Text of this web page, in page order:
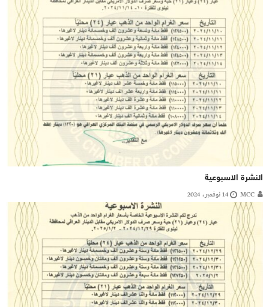
النشرة الاسبوعية
MCC 14 نوفمبر، 2024